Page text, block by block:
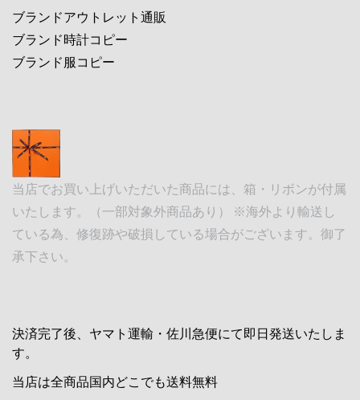
ブランドアウトレット通販
ブランド時計コピー
ブランド服コピー
当店でお買い上げいただいた商品には、箱・リボンが付属
いたします。（一部対象外商品あり） ※海外より輸送し
ている為、修復跡や破損している場合がございます。御了
承下さい。
決済完了後、ヤマト運輸・佐川急便にて即日発送いたしま
す。
当店は全商品国内どこでも送料無料